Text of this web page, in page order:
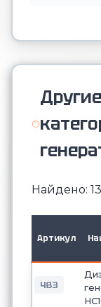
Найдено:
Артикул
483